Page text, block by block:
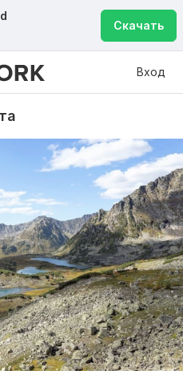
Скачать
Вход